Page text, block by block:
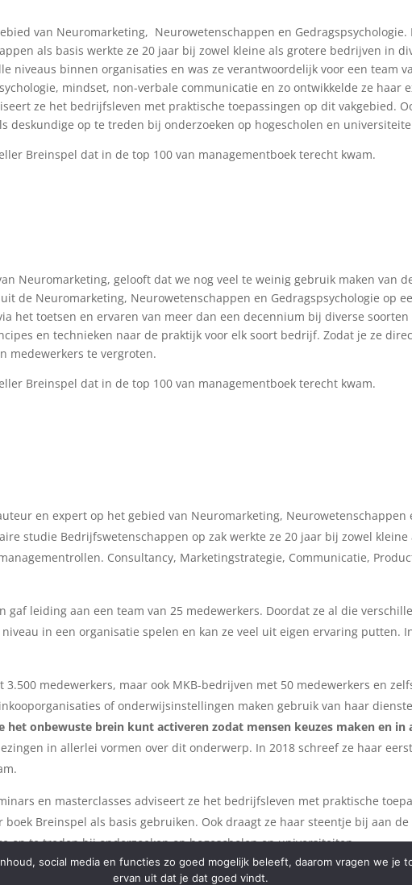
van Neuromarketing, Neurowetenschappen en
als basis werkte ze 20 jaar bij zowel kleine als grotere bedrijven in
niveaus binnen organisaties en was ze verantwoordelijk voor een team
mindset, non-verbale communicatie en zo ontwikkelde ze haar
ze het bedrijfsleven met praktische toepassingen op dit vakgebied.
deskundige op te treden bij onderzoeken op hogescholen en
Breinspel dat in de top 100 van managementboek terecht kwam.
Neuromarketing, gelooft dat we nog veel te weinig gebruik maken van
de Neuromarketing, Neurowetenschappen en Gedragspsychologie op
het toetsen en ervaren van meer dan een decennium bij diverse
en technieken naar de praktijk voor elk soort bedrijf. Zodat je ze
medewerkers te vergroten.
Breinspel dat in de top 100 van managementboek terecht kwam.
en expert op het gebied van Neuromarketing, Neurowetenschappen
studie Bedrijfswetenschappen op zak werkte ze 20 jaar bij zowel
Consultancy, Marketingstrategie, Communicatie,
gaf leiding aan een team van 25 medewerkers. Doordat ze al die
in een organisatie spelen en kan ze veel uit eigen ervaring putten.
medewerkers, maar ook MKB-bedrijven met 50 medewerkers en
of onderwijsinstellingen maken gebruik van haar
het onbewuste brein kunt activeren zodat mensen keuzes maken en in
in allerlei vormen over dit onderwerp. In 2018 schreef ze haar
en masterclasses adviseert ze het bedrijfsleven met praktische
Breinspel als basis gebruiken. Ook draagt ze haar steentje bij aan
op te treden bij onderzoeken op hogescholen en universiteiten.
social media en functies zo goed mogelijk beleeft, daarom vragen we je
ervan uit dat je dat goed vindt.